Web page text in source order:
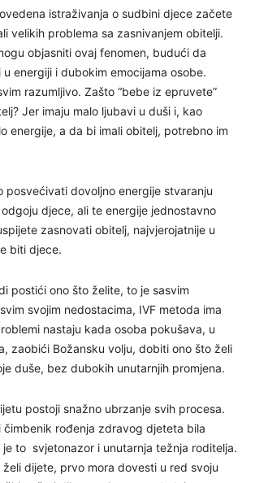
istraživanja o sudbini djece začete
velikih problema sa zasnivanjem obitelji.
objasniti ovaj fenomen, budući da
energiji i dubokim emocijama osobe.
razumljivo. Zašto “bebe iz epruvete”
Jer imaju malo ljubavi u duši i, kao
energije, a da bi imali obitelj, potrebno im
posvećivati dovoljno energije stvaranju
djece, ali te energije jednostavno
zasnovati obitelj, najvjerojatnije u
biti djece.
postići ono što želite, to je sasvim
svojim nedostacima, IVF metoda ima
nastaju kada osoba pokušava, u
zaobići Božansku volju, dobiti ono što želi
duše, bez dubokih unutarnjih promjena.
postoji snažno ubrzanje svih procesa.
čimbenik rođenja zdravog djeteta bila
je to svjetonazor i unutarnja težnja roditelja.
dijete, prvo mora dovesti u red svoju